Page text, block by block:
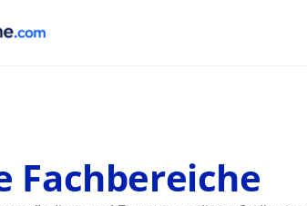
Fachbereiche